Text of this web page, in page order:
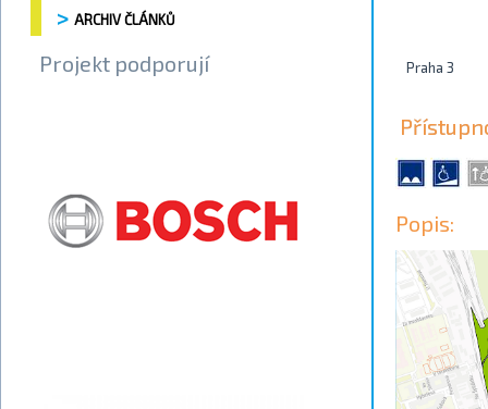
ARCHIV ČLÁNKŮ
Projekt podporují Praha 3
Popis: